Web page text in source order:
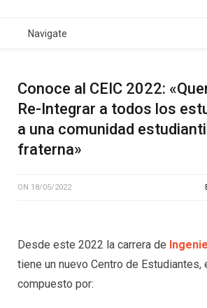
Navigate
Conoce al CEIC 2022:
Re-Integrar a todos los
a una comunidad
fraterna»
ON 18/05/2022
Desde este 2022 la carrera de
tiene un nuevo Centro de Estudiantes,
compuesto por: